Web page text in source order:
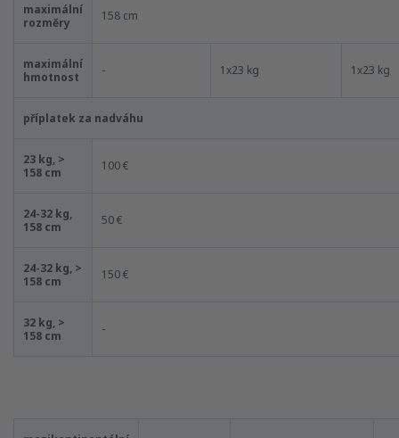
maximální
rozměry
158 cm
maximální
hmotnost
- 1x23 kg 1x23 kg
příplatek za nadváhu
23 kg, >
158 cm
100 €
24-32 kg,
158 cm
50 €
24-32 kg, >
158 cm
150 €
32 kg, >
158 cm
-